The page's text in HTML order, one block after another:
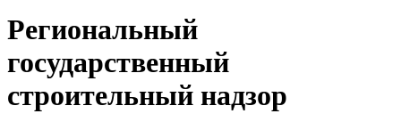
Региональный
государственный
строительный надзор